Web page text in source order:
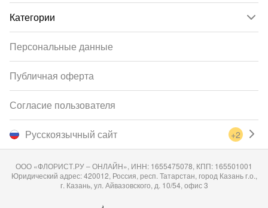
Категории
Русскоязычный сайт +2
Персональные данные
Публичная оферта
Согласие пользователя
ООО «ФЛОРИСТ.РУ – ОНЛАЙН», ИНН: 1655475078, КПП: 165501001
Юридический адрес: 420012, Россия, респ. Татарстан, город Казань г.о.,
г. Казань, ул. Айвазовского, д. 10/54, офис 3